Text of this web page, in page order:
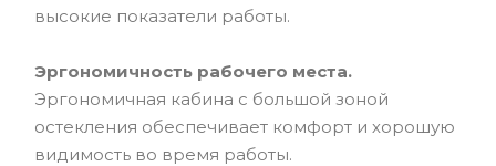
высокие показатели работы.
Эргономичность рабочего места.
Эргономичная кабина с большой зоной
остекления обеспечивает комфорт и хорошую
видимость во время работы.